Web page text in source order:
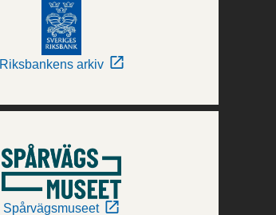
Riksbankens arkiv
Spårvägsmuseet